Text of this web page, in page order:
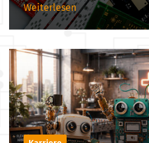
Weiterlesen